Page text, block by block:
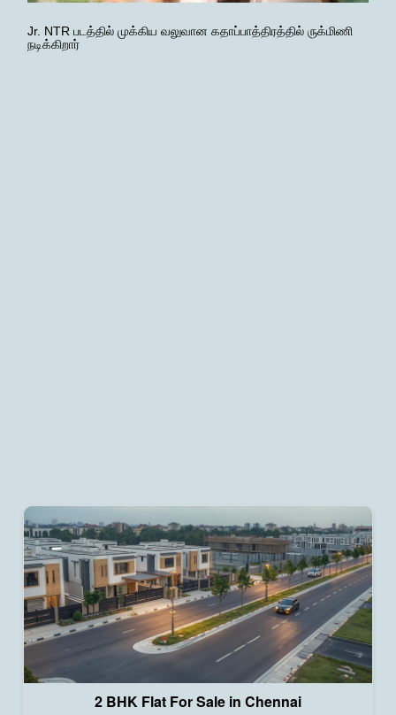
Jr. NTR படத்தில் முக்கிய வலுவான கதாப்பாத்திரத்தில் ருக்மிணி
நடிக்கிறார்
2 BHK Flat For Sale in Chennai